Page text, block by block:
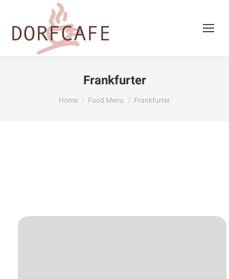
Frankfurter
You are here:
Home Food Menu Frankfurter